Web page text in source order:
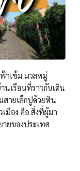
าเข้ม มวลหมู่
นเรือนที่ราวกับเดิน
สายเล็กปูด้วยหิน
มือง คือ สิ่งที่ผู้มา
ยของประเทศ